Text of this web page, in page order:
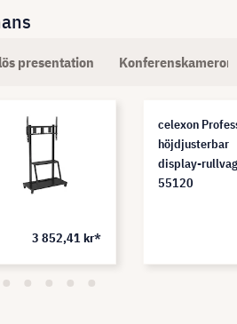
presentation Konferenskameror
3 852,41 kr*
celexon
höjdjusterbar
display-
55120